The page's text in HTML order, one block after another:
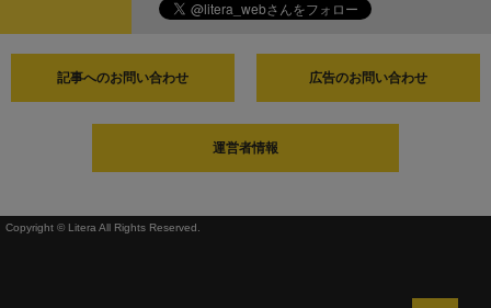
記事へのお問い合わせ 広告のお問い合わせ
運営者情報
Copyright © Litera All Rights Reserved.